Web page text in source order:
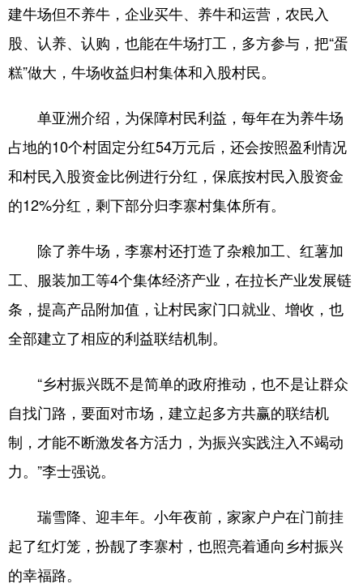
建牛场但不养牛，企业买牛、养牛和运营，农民入
股、认养、认购，也能在牛场打工，多方参与，把“蛋
糕”做大，牛场收益归村集体和入股村民。
单亚洲介绍，为保障村民利益，每年在为养牛场
占地的10个村固定分红54万元后，还会按照盈利情况
和村民入股资金比例进行分红，保底按村民入股资金
的12%分红，剩下部分归李寨村集体所有。
除了养牛场，李寨村还打造了杂粮加工、红薯加
工、服装加工等4个集体经济产业，在拉长产业发展链
条，提高产品附加值，让村民家门口就业、增收，也
全部建立了相应的利益联结机制。
“乡村振兴既不是简单的政府推动，也不是让群众
自找门路，要面对市场，建立起多方共赢的联结机
制，才能不断激发各方活力，为振兴实践注入不竭动
力。”李士强说。
瑞雪降、迎丰年。小年夜前，家家户户在门前挂
起了红灯笼，扮靓了李寨村，也照亮着通向乡村振兴
的幸福路。